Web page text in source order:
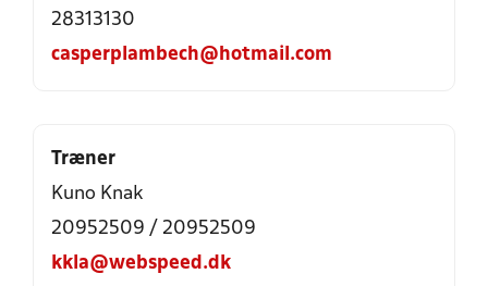
28313130
casperplambech@hotmail.com
Træner
Kuno Knak
20952509 / 20952509
kkla@webspeed.dk